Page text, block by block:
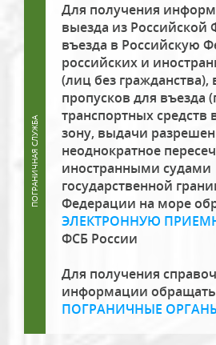
Для получения
выезда из Российской
въезда в Российскую
российских и
(лиц без гражданства),
пропусков для въезда
транспортных средств
зону, выдачи
неоднократное
иностранными судами
государственной
Федерации на море
ЭЛЕКТРОННУЮ
ФСБ России
Для получения
информации
ПОГРАНИЧНЫЕ